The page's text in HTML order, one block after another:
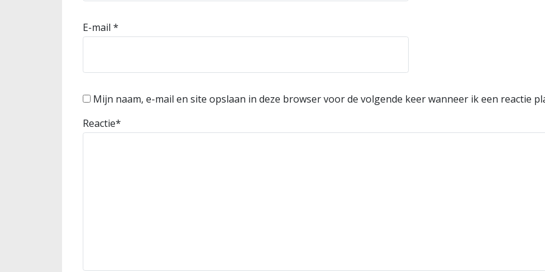
E-mail *
Mijn naam, e-mail en site opslaan in deze browser voor de volgende keer wanneer ik een reactie
Reactie*